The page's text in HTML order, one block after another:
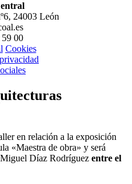
24003 León
00
Cookies
en relación a la exposición
«Maestra de obra» y será
Díaz Rodríguez entre el